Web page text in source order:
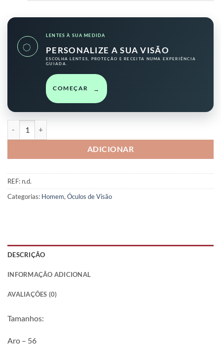
◌
LENTES À SUA MEDIDA
PERSONALIZE A SUA VISÃO
ESCOLHA LENTES, PROTEÇÃO E RECEITA NUMA EXPERIÊNCIA
GUIADA.
COMEÇAR →
ADICIONAR
REF: n.d.
Categorias: Homem, Óculos de Visão
DESCRIÇÃO
INFORMAÇÃO ADICIONAL
AVALIAÇÕES (0)
Tamanhos:
Aro – 56